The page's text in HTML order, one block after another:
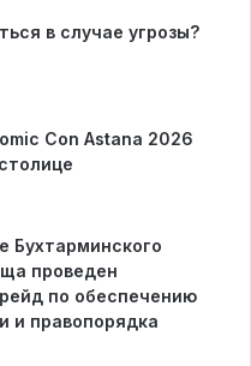
в случае угрозы?
Con Astana 2026
Бухтарминского
проведен
по обеспечению
и правопорядка